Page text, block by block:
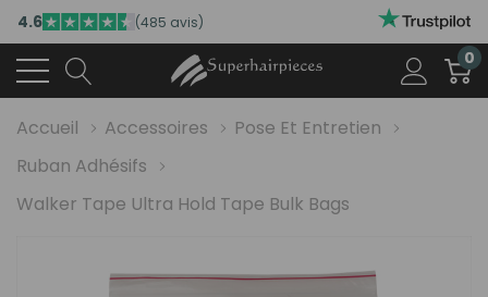
4.6 (485 avis)
0
Accueil Accessoires
Pose Et Entretien
Ruban Adhésifs
Walker Tape Ultra Hold Tape Bulk Bags